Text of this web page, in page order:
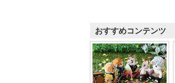
おすすめコンテンツ